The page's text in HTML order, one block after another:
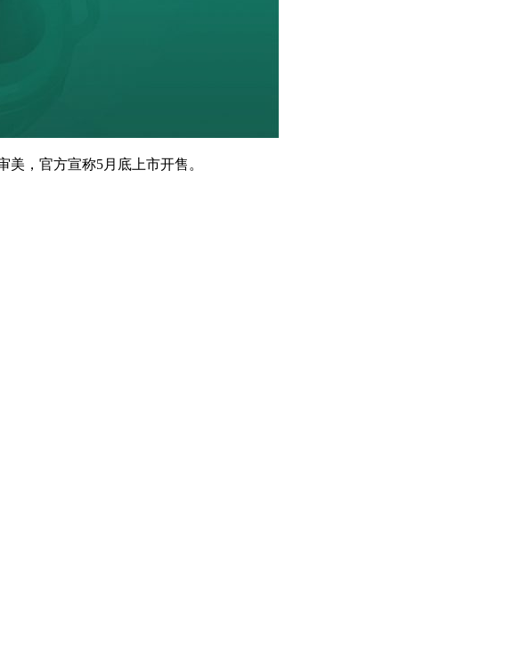
，官方宣称5月底上市开售。